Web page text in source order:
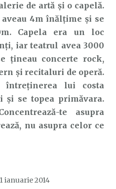
de artă și o capelă.
4m înălțime și se
Capela era un loc
iar teatrul avea 3000
țineau concerte rock,
și recitaluri de operă.
întreținerea lui costa
și se topea primăvara.
te asupra
nu asupra celor ce
1 ianuarie 2014